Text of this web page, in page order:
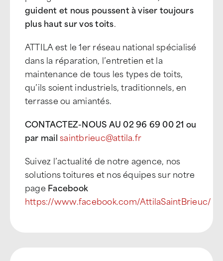
guident et nous poussent à viser toujours
plus haut sur vos toits.
ATTILA est le 1er réseau national spécialisé
dans la réparation, l’entretien et la
maintenance de tous les types de toits,
qu’ils soient industriels, traditionnels, en
terrasse ou amiantés.
CONTACTEZ-NOUS AU 02 96 69 00 21 ou
par mailsaintbrieuc@attila.fr
Suivez l’actualité de notre agence, nos
solutions toitures et nos équipes sur notre
page Facebook
https://www.facebook.com/AttilaSaintBrieuc/